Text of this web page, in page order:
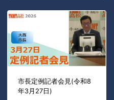
市長定例記者会見(令和8
年3月27日)